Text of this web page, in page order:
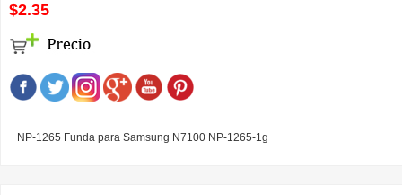
$2.35
NP-1265 Funda para Samsung N7100 NP-1265-1g